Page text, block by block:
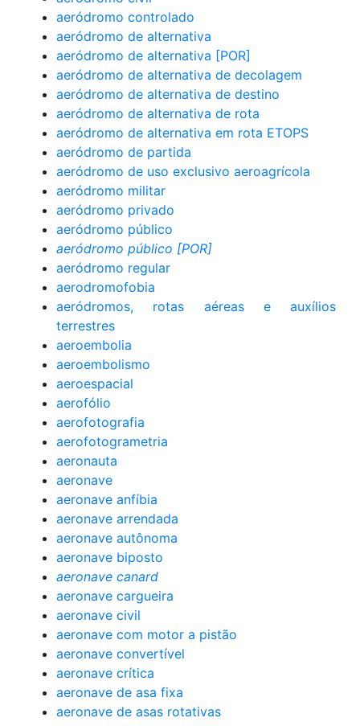
aeródromo controlado
aeródromo de alternativa
aeródromo de alternativa [POR]
aeródromo de alternativa de decolagem
aeródromo de alternativa de destino
aeródromo de alternativa de rota
aeródromo de alternativa em rota ETOPS
aeródromo de partida
aeródromo de uso exclusivo aeroagrícola
aeródromo militar
aeródromo privado
aeródromo público
aeródromo público [POR]
aeródromo regular
aerodromofobia
aeródromos, rotas aéreas e auxílios
terrestres
aeroembolia
aeroembolismo
aeroespacial
aerofólio
aerofotografia
aerofotogrametria
aeronauta
aeronave
aeronave anfíbia
aeronave arrendada
aeronave autônoma
aeronave biposto
aeronave canard
aeronave cargueira
aeronave civil
aeronave com motor a pistão
aeronave convertível
aeronave crítica
aeronave de asa fixa
aeronave de asas rotativas